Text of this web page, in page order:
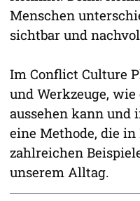
Menschen
sichtbar und
Im Conflict Culture
und Werkzeuge,
aussehen kann und
eine Methode, die
zahlreichen
unserem Alltag.